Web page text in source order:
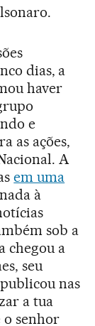
dias, a
haver
e
as ações,
A
em uma
à
sob a
chegou a
seu
nas
a tua
o senhor